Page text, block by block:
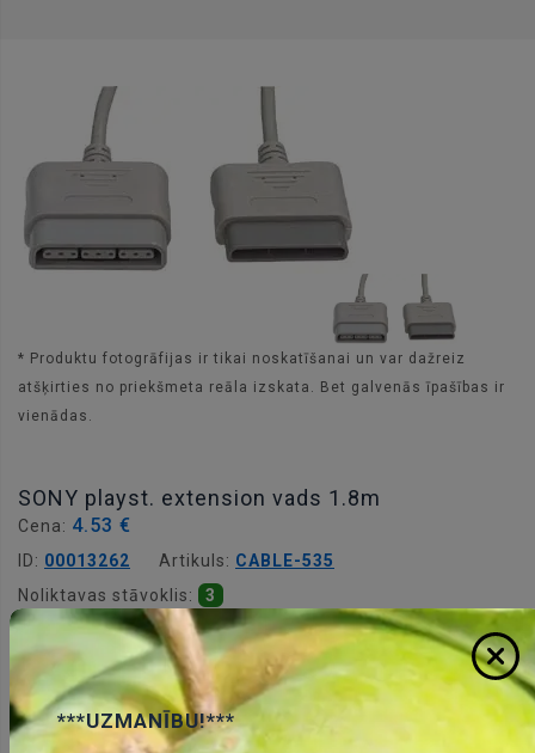
* Produktu fotogrāfijas ir tikai noskatīšanai un var dažreiz
atšķirties no priekšmeta reāla izskata. Bet galvenās īpašības ir
vienādas.
SONY playst. extension vads 1.8m
Cena: 4.53 €
ID: 00013262 Artikuls: CABLE-535
Noliktavas stāvoklis:
3
Daudzums:
Pievienot grozam
***UZMANĪBU!***